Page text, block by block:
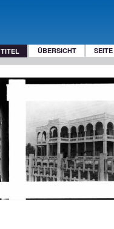
TITEL ÜBERSICHT SEITE